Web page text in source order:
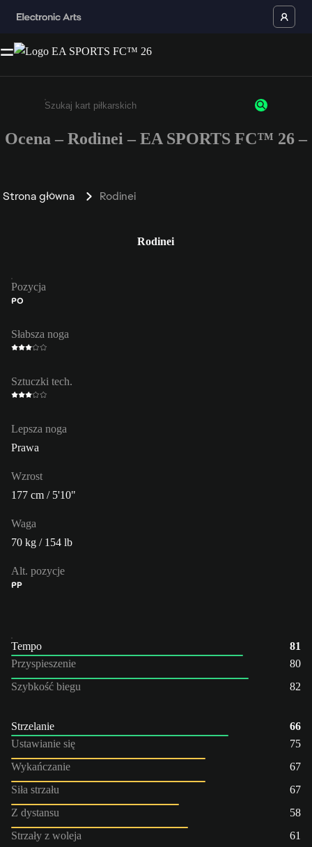
Wpisz co najmniej 3 znaki lub cyfry.
Ocena – Rodinei – EA SPORTS FC™ 26 –
Strona główna Rodinei
Rodinei
Pozycja
PO
Słabsza noga
Sztuczki tech.
Lepsza noga
Prawa
Wzrost
177 cm / 5'10"
Waga
70 kg / 154 lb
Alt. pozycje
PP
Tempo
81
Przyspieszenie
80
Szybkość biegu
82
Strzelanie
66
Ustawianie się
75
Wykańczanie
67
Siła strzału
67
Z dystansu
58
Strzały z woleja
61